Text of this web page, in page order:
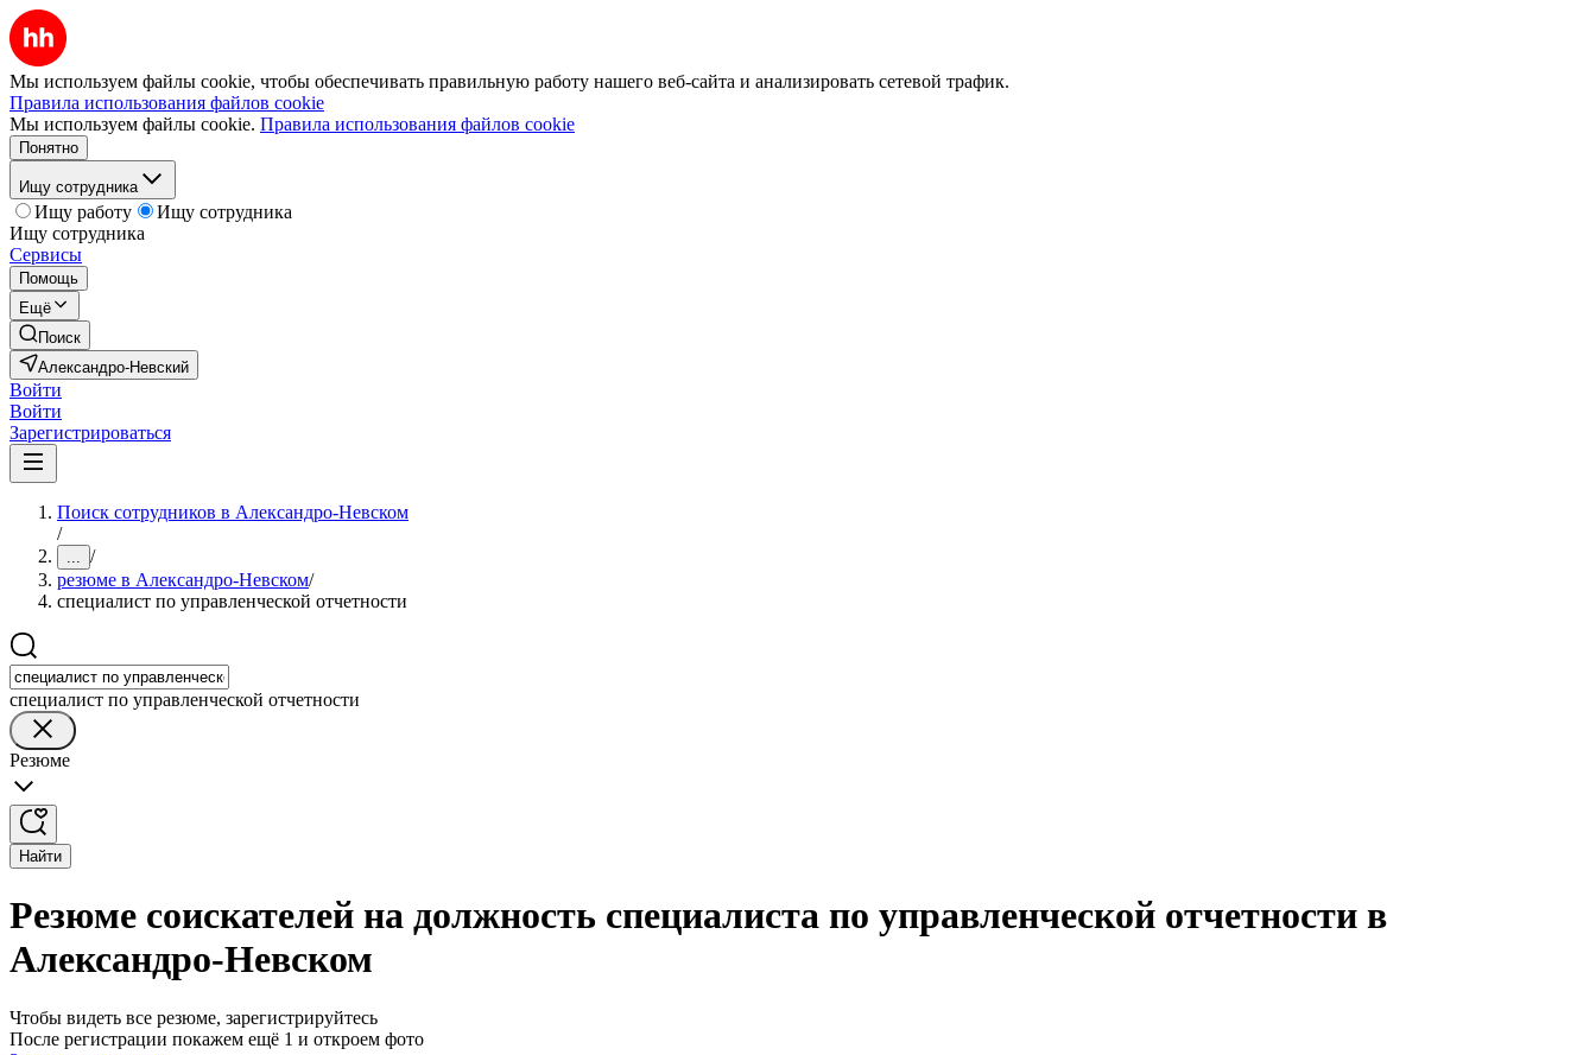
Мы используем файлы cookie, чтобы обеспечивать правильную работу нашего веб-сайта и анализировать сетевой трафик.
Правила использования файлов cookie
Мы используем файлы cookie. Правила использования файлов cookie
Понятно
Ищу сотрудника
Ищу работу
Ищу сотрудника
Ищу сотрудника
Сервисы
Помощь
Ещё
Поиск
Александро-Невский
Войти
Войти
Зарегистрироваться
Поиск сотрудников в Александро-Невском
/
... /
резюме в Александро-Невском/
специалист по управленческой отчетности
специалист по управленческой отчетности
Резюме
Найти
Резюме соискателей на должность специалиста по управленческой отчетности в
Александро-Невском
Чтобы видеть все резюме, зарегистрируйтесь
После регистрации покажем ещё 1 и откроем фото